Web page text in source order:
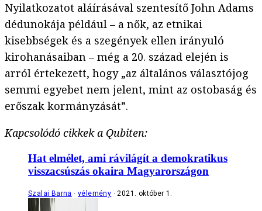
Nyilatkozatot aláírásával szentesítő John Adams
dédunokája például – a nők, az etnikai
kisebbségek és a szegények ellen irányuló
kirohanásaiban – még a 20. század elején is
arról értekezett, hogy „az általános választójog
semmi egyebet nem jelent, mint az ostobaság és
erőszak kormányzását”.
Kapcsolódó cikkek a Qubiten:
Hat elmélet, ami rávilágít a demokratikus
visszacsúszás okaira Magyarországon
Szalai Barna vélemény 2021. október 1.